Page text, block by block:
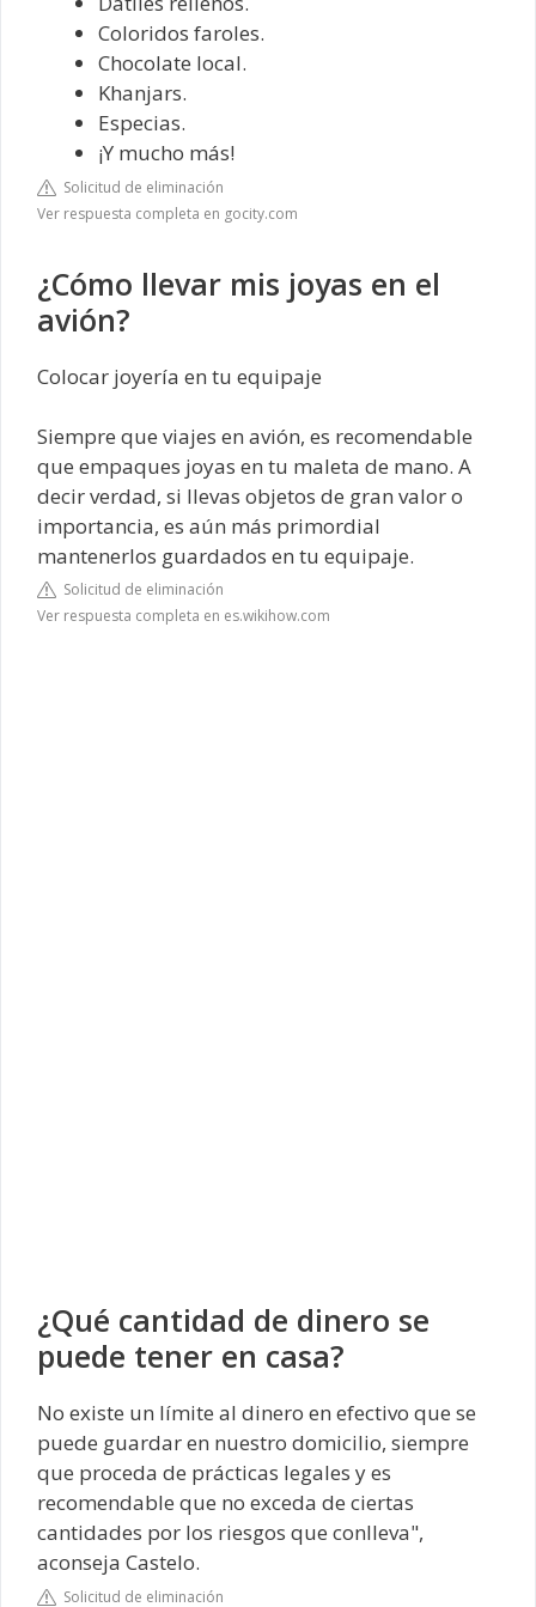
Coloridos faroles.
Chocolate local.
Khanjars.
Especias.
¡Y mucho más!
Solicitud de eliminación
Ver respuesta completa en gocity.com
¿Cómo llevar mis joyas en el
avión?
Colocar joyería en tu equipaje
Siempre que viajes en avión, es recomendable
que empaques joyas en tu maleta de mano. A
decir verdad, si llevas objetos de gran valor o
importancia, es aún más primordial
mantenerlos guardados en tu equipaje.
Solicitud de eliminación
Ver respuesta completa en es.wikihow.com
¿Qué cantidad de dinero se
puede tener en casa?
No existe un límite al dinero en efectivo que se
puede guardar en nuestro domicilio, siempre
que proceda de prácticas legales y es
recomendable que no exceda de ciertas
cantidades por los riesgos que conlleva",
aconseja Castelo.
Solicitud de eliminación